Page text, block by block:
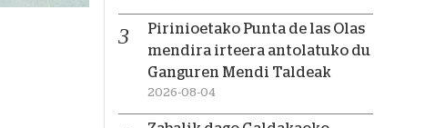
Pirinioetako Punta de las Olas
mendira irteera antolatuko du
Ganguren Mendi Taldeak
2026-08-04